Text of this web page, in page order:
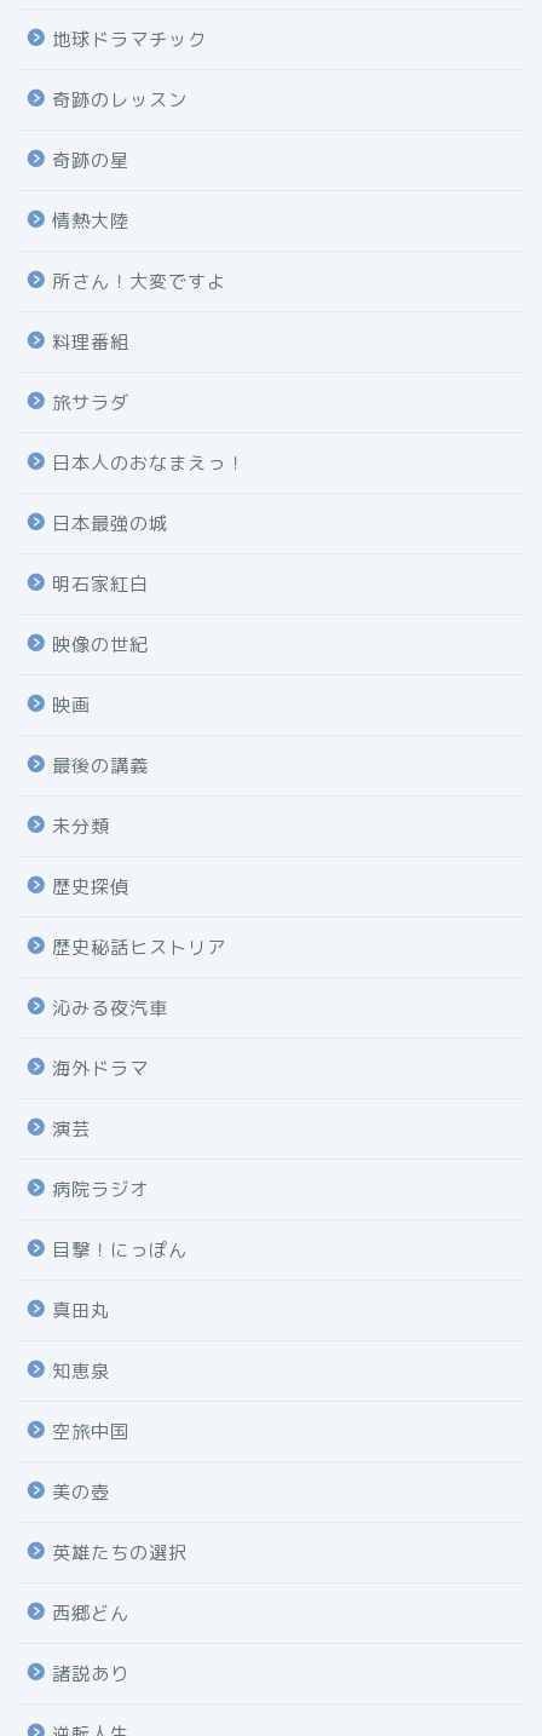
地球ドラマチック
奇跡のレッスン
奇跡の星
情熱大陸
所さん！大変ですよ
料理番組
旅サラダ
日本人のおなまえっ！
日本最強の城
明石家紅白
映像の世紀
映画
最後の講義
未分類
歴史探偵
歴史秘話ヒストリア
沁みる夜汽車
海外ドラマ
演芸
病院ラジオ
目撃！にっぽん
真田丸
知恵泉
空旅中国
美の壺
英雄たちの選択
西郷どん
諸説あり